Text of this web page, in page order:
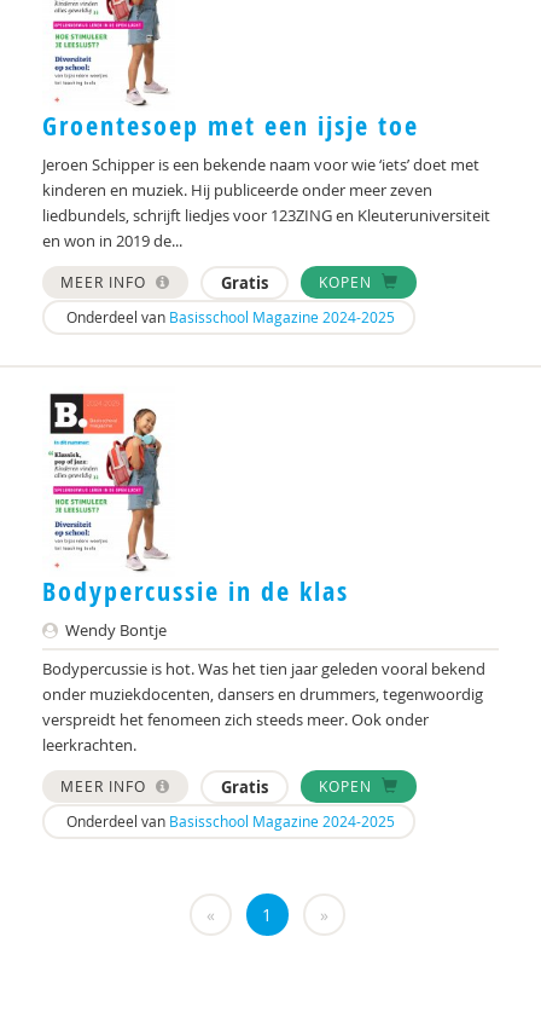
Groentesoep met een ijsje toe
Jeroen Schipper is een bekende naam voor wie ‘iets’ doet met
kinderen en muziek. Hij publiceerde onder meer zeven
liedbundels, schrijft liedjes voor 123ZING en Kleuteruniversiteit
en won in 2019 de...
MEER INFO Gratis
KOPEN
Onderdeel van Basisschool Magazine 2024-2025
Bodypercussie in de klas
Wendy Bontje
Bodypercussie is hot. Was het tien jaar geleden vooral bekend
onder muziekdocenten, dansers en drummers, tegenwoordig
verspreidt het fenomeen zich steeds meer. Ook onder
leerkrachten.
MEER INFO Gratis
KOPEN
Onderdeel van Basisschool Magazine 2024-2025
« 1 »